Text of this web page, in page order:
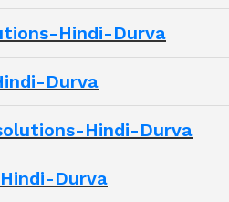
Hindi-Durva
Durva
Hindi-Durva
Durva